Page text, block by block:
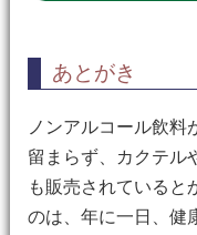
あとがき
ノンアルコール飲料
留まらず、カクテル
も販売されていると
のは、年に一日、健